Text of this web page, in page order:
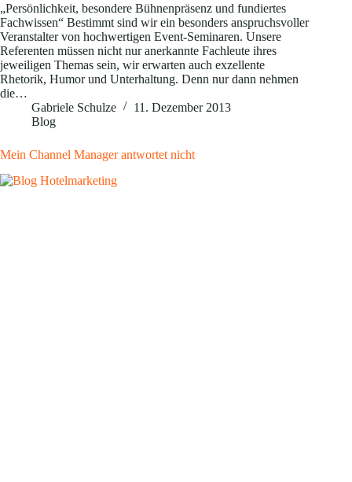
„Persönlichkeit, besondere Bühnenpräsenz und fundiertes
Fachwissen“ Bestimmt sind wir ein besonders anspruchsvoller
Veranstalter von hochwertigen Event-Seminaren. Unsere
Referenten müssen nicht nur anerkannte Fachleute ihres
jeweiligen Themas sein, wir erwarten auch exzellente
Rhetorik, Humor und Unterhaltung. Denn nur dann nehmen
die…
Gabriele Schulze
11. Dezember 2013
Blog
Mein Channel Manager antwortet nicht